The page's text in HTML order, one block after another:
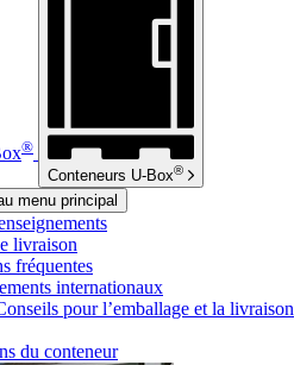
®
Conteneurs U-Box®
menu principal
livraison
fréquentes
internationaux
pour l’emballage et la livraison
du conteneur